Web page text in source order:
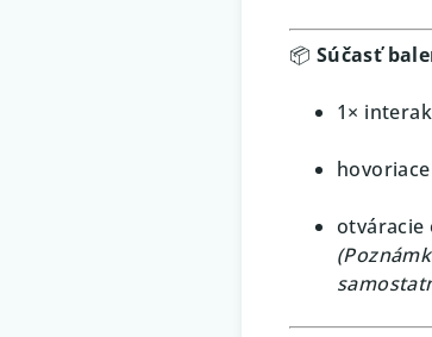
📦 Súčasť
1×
hovoriace
otváracie